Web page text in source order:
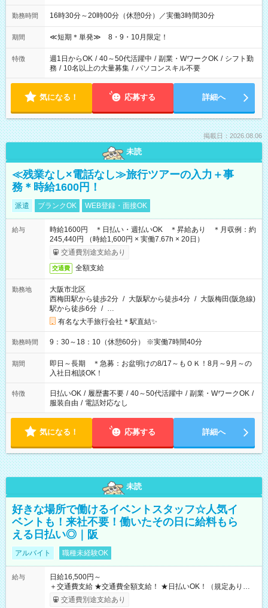
勤務時間 16時30分～20時00分（休憩0分）／実働3時間30分
期間 ≪短期＊単発≫ 8・9・10月限定！
特徴 週1日からOK / 40～50代活躍中 / 副業・WワークOK / シフト勤
務 / 10名以上の大量募集 / パソコンスキル不要
気になる！ 応募する 詳細へ
掲載日：2026.08.06
未読
≪残業なし×電話なし≫旅行ツアーの入力＋事
務＊時給1600円！
派遣 ブランクOK WEB登録・面接OK
給与
時給1600円 ＊日払い・週払いOK ＊昇給あり ＊月収例：約
245,440円 （時給1,600円 × 実働7.67h × 20日）
交通費別途支給あり
交通費 全額支給
勤務地
大阪市北区
西梅田駅から徒歩2分 / 大阪駅から徒歩4分 / 大阪梅田(阪急線)
駅から徒歩6分 / …
有名な大手旅行会社＊駅直結✨
勤務時間 9：30～18：10（休憩60分） ※実働7時間40分
期間
即日～長期 ＊急募：お盆明けの8/17～もＯＫ！8月～9月～の
入社日相談OK！
特徴 日払いOK / 履歴書不要 / 40～50代活躍中 / 副業・WワークOK /
服装自由 / 電話対応なし
気になる！ 応募する 詳細へ
未読
好きな場所で働けるイベントスタッフ☆人気イ
ベントも！来社不要！働いたその日に給料もら
える日払い◎｜阪
アルバイト 職種未経験OK
給与
日給16,500円～
＋交通費支給 ★交通費全額支給！ ★日払いOK！（規定あり） ┗
働いたその日に現金GET♪ お仕事後はコンビニATMから 日払
交通費別途支給あり